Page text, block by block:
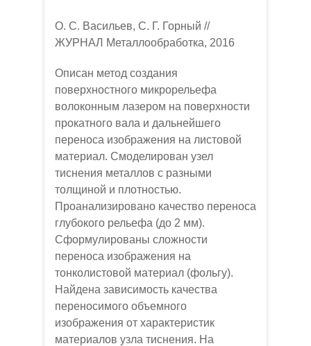
О. С. Васильев, С. Г. Горный //
ЖУРНАЛ Металлообработка, 2016
Описан метод создания
поверхностного микрорельефа
волоконным лазером на поверхности
прокатного вала и дальнейшего
переноса изображения на листовой
материал. Смоделирован узел
тиснения металлов с разными
толщиной и плотностью.
Проанализировано качество переноса
глубокого рельефа (до 2 мм).
Сформулированы сложности
переноса изображения на
тонколистовой материал (фольгу).
Найдена зависимость качества
переносимого объемного
изображения от характеристик
материалов узла тиснения. На